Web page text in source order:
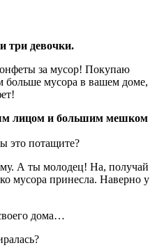
три девочки.
за мусор! Покупаю
больше мусора в вашем доме,
лицом и большим мешком
потащите?
А ты молодец! На, получай
мусора принесла. Наверно у
дома…